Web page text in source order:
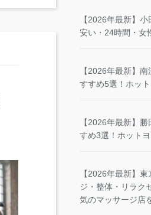
【2026年最新】
安い・24時間・女
【2026年最新】
すすめ5選！ホッ
【2026年最新】
すめ3選！ホット
【2026年最新】
ジ・整体・リラク
気のマッサージ店